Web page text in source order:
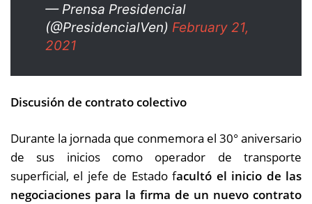
— Prensa Presidencial
(@PresidencialVen) February 21,
2021
Discusión de contrato colectivo
Durante la jornada que conmemora el 30° aniversario
de sus inicios como operador de transporte
superficial, el jefe de Estado facultó el inicio de las
negociaciones para la firma de un nuevo contrato